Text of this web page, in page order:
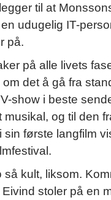
til at
udugelig IT-
på.
på alle livets
det å gå fra
show i beste
musikal, og til den
sin første langfilm
så kult, liksom.
stoler på en